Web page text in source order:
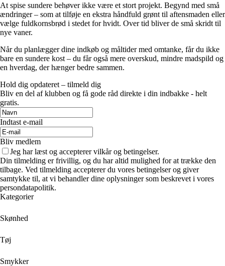
At spise sundere behøver ikke være et stort projekt. Begynd med små
ændringer – som at tilføje en ekstra håndfuld grønt til aftensmaden eller
vælge fuldkornsbrød i stedet for hvidt. Over tid bliver de små skridt til
nye vaner.
Når du planlægger dine indkøb og måltider med omtanke, får du ikke
bare en sundere kost – du får også mere overskud, mindre madspild og
en hverdag, der hænger bedre sammen.
Hold dig opdateret – tilmeld dig
Bliv en del af klubben og få gode råd direkte i din indbakke - helt
gratis.
Indtast e-mail
Bliv medlem
Jeg har læst og accepterer vilkår og betingelser.
Din tilmelding er frivillig, og du har altid mulighed for at trække den
tilbage. Ved tilmelding accepterer du vores betingelser og giver
samtykke til, at vi behandler dine oplysninger som beskrevet i vores
persondatapolitik.
Kategorier
Skønhed
Tøj
Smykker